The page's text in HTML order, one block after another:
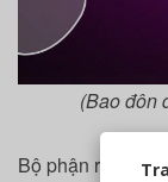
(Bao đôn
Bộ phận rung